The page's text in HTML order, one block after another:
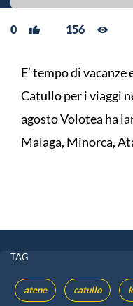
0 156
E’ tempo di
Catullo per i viaggi
agosto Volotea ha
Malaga, Minorca,
TAG
atene catullo